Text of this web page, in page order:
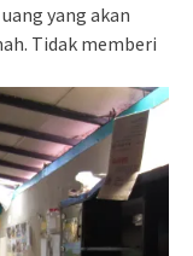
yang akan
Tidak memberi